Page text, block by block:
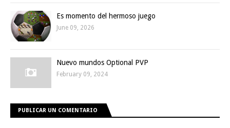
Es momento del hermoso juego
June 09, 2026
Nuevo mundos Optional PVP
February 09, 2024
PUBLICAR UN COMENTARIO